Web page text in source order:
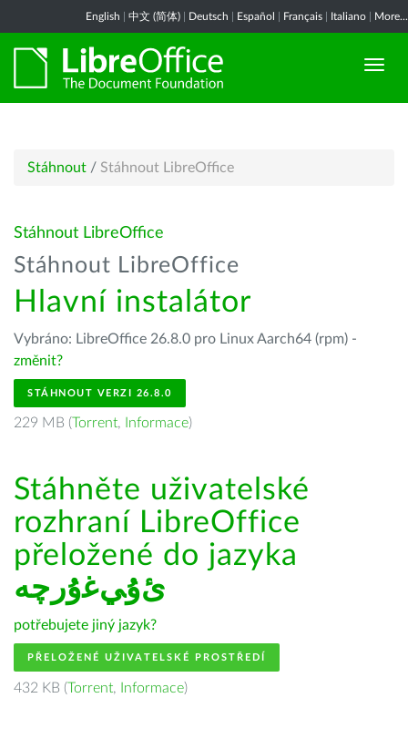
English 中文 (简体) Deutsch Español Français Italiano More...
Stáhnout / Stáhnout LibreOffice
Stáhnout LibreOffice
Stáhnout LibreOffice
Hlavní instalátor
Vybráno: LibreOffice 26.8.0 pro Linux Aarch64 (rpm) -
změnit?
STÁHNOUT VERZI 26.8.0
229 MB (Torrent, Informace)
Stáhněte uživatelské
rozhraní LibreOffice
přeložené do jazyka
ﺉۇﻲﻏۇﺭچە
potřebujete jiný jazyk?
PŘELOŽENÉ UŽIVATELSKÉ PROSTŘEDÍ
432 KB (Torrent, Informace)